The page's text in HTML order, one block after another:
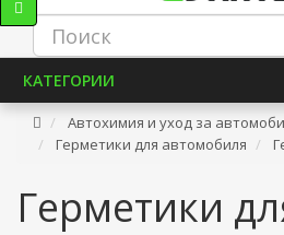
КАТЕГОРИИ
Автохимия и уход за
Герметики для автомобиля
Герметики